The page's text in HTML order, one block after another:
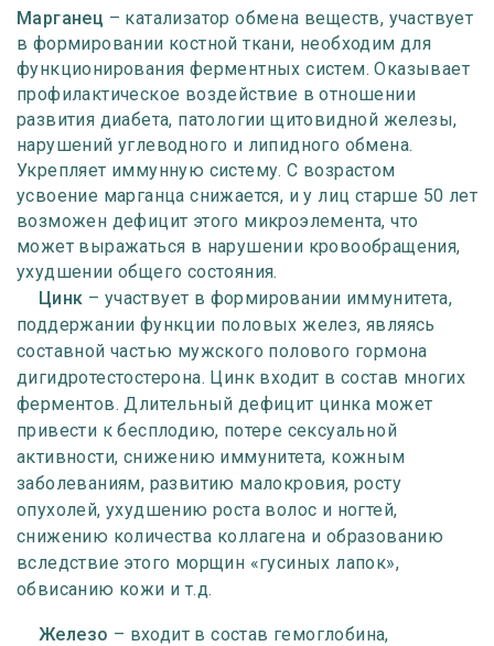
Марганец – катализатор обмена веществ, участвует
в формировании костной ткани, необходим для
функционирования ферментных систем. Оказывает
профилактическое воздействие в отношении
развития диабета, патологии щитовидной железы,
нарушений углеводного и липидного обмена.
Укрепляет иммунную систему. С возрастом
усвоение марганца снижается, и у лиц старше 50 лет
возможен дефицит этого микроэлемента, что
может выражаться в нарушении кровообращения,
ухудшении общего состояния.
Цинк – участвует в формировании иммунитета,
поддержании функции половых желез, являясь
составной частью мужского полового гормона
дигидротестостерона. Цинк входит в состав многих
ферментов. Длительный дефицит цинка может
привести к бесплодию, потере сексуальной
активности, снижению иммунитета, кожным
заболеваниям, развитию малокровия, росту
опухолей, ухудшению роста волос и ногтей,
снижению количества коллагена и образованию
вследствие этого морщин «гусиных лапок»,
обвисанию кожи и т.д.
Железо – входит в состав гемоглобина,